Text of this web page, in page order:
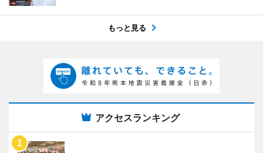
もっと見る
アクセスランキング